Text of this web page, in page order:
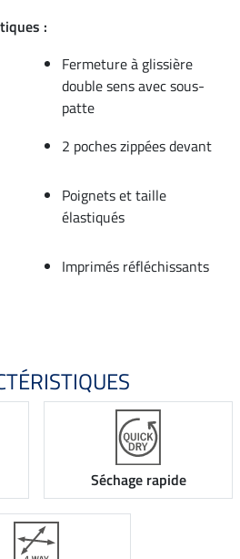
:
Fermeture à glissière
double sens avec sous-
patte
2 poches zippées devant
Poignets et taille
élastiqués
Imprimés réfléchissants
Séchage rapide